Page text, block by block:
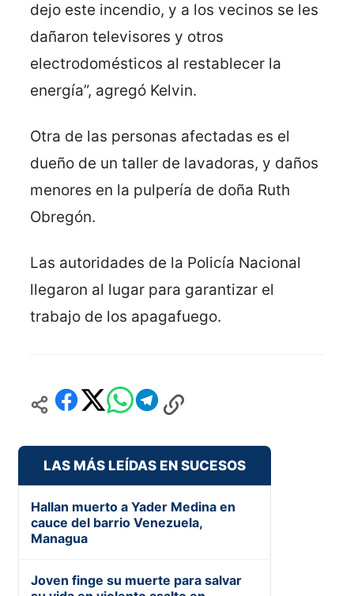
dejo este incendio, y a los vecinos se les
dañaron televisores y otros
electrodomésticos al restablecer la
energía”, agregó Kelvin.
Otra de las personas afectadas es el
dueño de un taller de lavadoras, y daños
menores en la pulpería de doña Ruth
Obregón.
Las autoridades de la Policía Nacional
llegaron al lugar para garantizar el
trabajo de los apagafuego.
LAS MÁS LEÍDAS EN SUCESOS
Hallan muerto a Yader Medina en
cauce del barrio Venezuela,
Managua
Joven finge su muerte para salvar